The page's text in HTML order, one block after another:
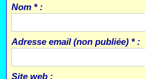
Nom * :
Adresse email (non publiée) * :
Site web :